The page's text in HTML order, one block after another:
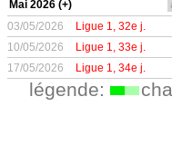
Mai 2026 (+)
03/05/2026 Ligue 1, 32e j.
10/05/2026
Ligue 1, 33e j.
17/05/2026
Ligue 1, 34e j.
légende: